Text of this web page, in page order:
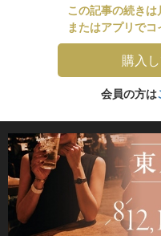
この記事の続きは
またはアプリで
購入
会員の方は